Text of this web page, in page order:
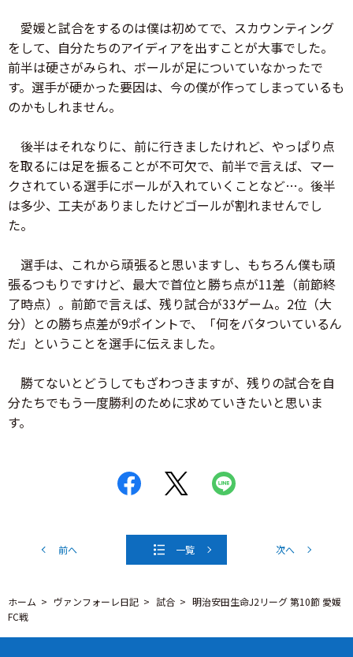
愛媛と試合をするのは僕は初めてで、スカウンティング
をして、自分たちのアイディアを出すことが大事でした。
前半は硬さがみられ、ボールが足についていなかったで
す。選手が硬かった要因は、今の僕が作ってしまっているも
のかもしれません。
後半はそれなりに、前に行きましたけれど、やっぱり点
を取るには足を振ることが不可欠で、前半で言えば、マー
クされている選手にボールが入れていくことなど…。後半
は多少、工夫がありましたけどゴールが割れませんでし
た。
選手は、これから頑張ると思いますし、もちろん僕も頑
張るつもりですけど、最大で首位と勝ち点が11差（前節終
了時点）。前節で言えば、残り試合が33ゲーム。2位（大
分）との勝ち点差が9ポイントで、「何をバタついているん
だ」ということを選手に伝えました。
勝てないとどうしてもざわつきますが、残りの試合を自
分たちでもう一度勝利のために求めていきたいと思いま
す。
前へ 一覧 次へ
ホーム ヴァンフォーレ日記 試合
明治安田生命J2リーグ 第10節 愛媛
FC戦